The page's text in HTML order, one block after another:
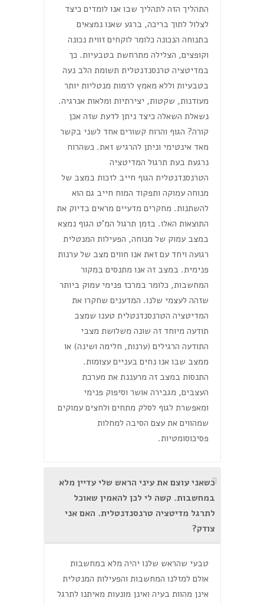
התהליך הזה לתהליך שבו אנו לומדים כיצד
לצלול לתוך בריכה, ברגע שאנו נמצאים
בתנוחה הנכונה כלומר לוקחים זווית נכונה
וקופצים, הצלילה מתרחשת בטבעיות. כך
במדיטציה טרנסנדנטלית תשומת הלב נעה
בטבעיות וללא מאמץ לרמות מנטליות יותר
מעודנות, שקטות, יצירתיות ומלאות אנרגיה.
נשאלת השאלה כיצד ניתן לדעת שזה אכן
קורה? הגוף והרוח קשורים אחד לשני בקשר
מאד אינטימי וניתן להרגיש זאת. כשהרוח
נרגעת בעת תרגול המדיטציה
הטרנסנדנטלית הגוף חייב לזכות במצב של
מנוחה עמוקה ותפקוד המוח חייב גם הוא
להשתנות. מחקרים מדעיים מראים בדיוק את
התוצאות האלו. בזמן תרגול המ'ט הגוף נמצא
במצב עמוק של מנוחה, הפעילות המנטלית
רגועה ויחד עם זאת אנו חווים מצב של ערנות
פנימית. במצב זה אנו מתנסים במקור
המחשבות, כלומר במרכז פנימי עמוק ביותר
שזהה לעצמי שלנו. המדענים שחקרו את
המדיטציה הטרנסנדנטלית טענו שמצב
תודעה מיוחד זה שונה משלושת מצבי
התודעה הרגילים (ערנות, חלימה ושינה) או
ממצב שבו אנו נחים בעניים עצומות.
התנסות במצב זה מרעננת את מערכת
העצבים, מגבירה אושר וסיפוק פנימי
ומאפשרת לגוף לסלק מתחים ולחצים עמוקים
שמהווים את עצם הסיבה למחלות
פסיכוסומטיות.
כשאני עוצם את עיני הראש שלי עדיין מלא
במחשבות. קשה לי לכן להאמין שאוכל
לתרגל מדיטציה טרנסנדנטלית. האם אני
צודק?
טבעי שהראש שלנו יהיה מלא במחשבות
אולם למזלנו המחשבות והפעילות המנטלית
אינן מהוות בעיה ואינן מונעות מאיתנו לתרגל